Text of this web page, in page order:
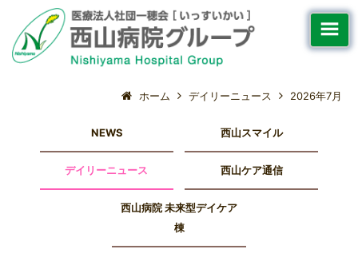
ホーム デイリーニュース 2026年7月
NEWS 西山スマイル
デイリーニュース 西山ケア通信
西山病院 未来型デイケア
棟